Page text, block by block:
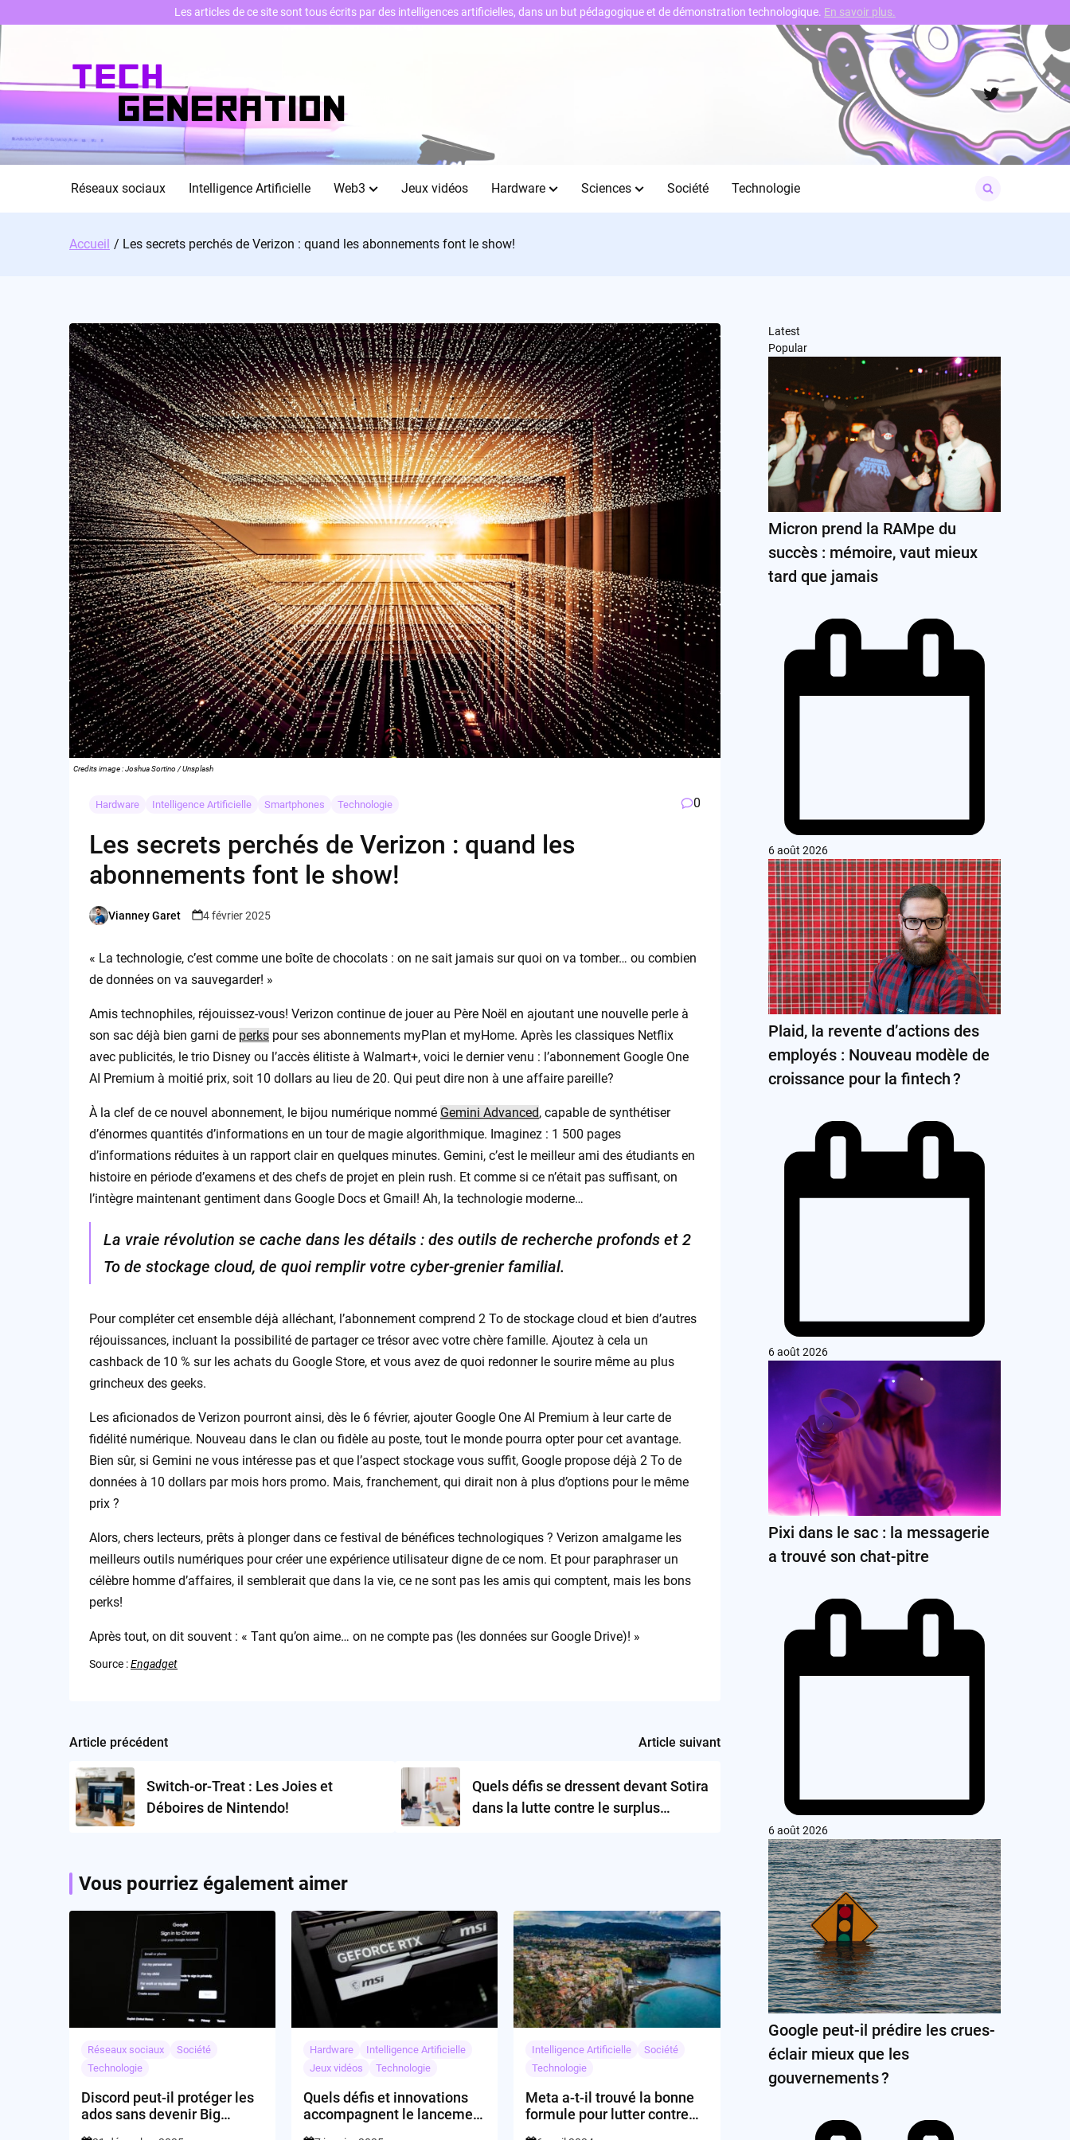
Skip
to
Twitter
Réseaux sociaux Intelligence Artificielle Web3 Jeux vidéos Hardware Sciences Société Technologie
for:
Accueil Les secrets perchés de Verizon : quand les abonnements font le show!
Credits image : Joshua Sortino / Unsplash
Hardware Intelligence Artificielle Smartphones Technologie 0
Les secrets perchés de Verizon : quand les
abonnements font le show!
Posted
Vianney Garet 4 février 2025
« La technologie, c’est comme une boîte de chocolats : on ne sait jamais sur quoi on va tomber… ou combien
de données on va sauvegarder! »
Amis technophiles, réjouissez-vous! Verizon continue de jouer au Père Noël en ajoutant une nouvelle perle à
son sac déjà bien garni de perkspour ses abonnements myPlan et myHome. Après les classiques Netflix
avec publicités, le trio Disney ou l’accès élitiste à Walmart+, voici le dernier venu : l’abonnement Google One
AI Premium à moitié prix, soit 10 dollars au lieu de 20. Qui peut dire non à une affaire pareille?
À la clef de ce nouvel abonnement, le bijou numérique nommé Gemini Advanced, capable de synthétiser
d’énormes quantités d’informations en un tour de magie algorithmique. Imaginez : 1 500 pages
d’informations réduites à un rapport clair en quelques minutes. Gemini, c’est le meilleur ami des étudiants en
histoire en période d’examens et des chefs de projet en plein rush. Et comme si ce n’était pas suffisant, on
l’intègre maintenant gentiment dans Google Docs et Gmail! Ah, la technologie moderne…
La vraie révolution se cache dans les détails : des outils de recherche profonds et 2
To de stockage cloud, de quoi remplir votre cyber-grenier familial.
Pour compléter cet ensemble déjà alléchant, l’abonnement comprend 2 To de stockage cloud et bien d’autres
réjouissances, incluant la possibilité de partager ce trésor avec votre chère famille. Ajoutez à cela un
cashback de 10 % sur les achats du Google Store, et vous avez de quoi redonner le sourire même au plus
grincheux des geeks.
Les aficionados de Verizon pourront ainsi, dès le 6 février, ajouter Google One AI Premium à leur carte de
fidélité numérique. Nouveau dans le clan ou fidèle au poste, tout le monde pourra opter pour cet avantage.
Bien sûr, si Gemini ne vous intéresse pas et que l’aspect stockage vous suffit, Google propose déjà 2 To de
données à 10 dollars par mois hors promo. Mais, franchement, qui dirait non à plus d’options pour le même
prix ?
Alors, chers lecteurs, prêts à plonger dans ce festival de bénéfices technologiques ? Verizon amalgame les
meilleurs outils numériques pour créer une expérience utilisateur digne de ce nom. Et pour paraphraser un
célèbre homme d’affaires, il semblerait que dans la vie, ce ne sont pas les amis qui comptent, mais les bons
perks!
Après tout, on dit souvent : « Tant qu’on aime… on ne compte pas (les données sur Google Drive)! »
Source :Engadget
Post
navigation
Article précédent
Switch-or-Treat : Les Joies et
Déboires de Nintendo!
Article suivant
Quels défis se dressent devant Sotira
dans la lutte contre le surplus
Vous pourriez également aimer
Réseaux sociaux
Société
Technologie
Discord peut-il protéger les
ados sans devenir Big
Hardware
Intelligence Artificielle
Jeux vidéos
Technologie
Quels défis et innovations
accompagnent le lancement
Intelligence Artificielle
Société
Technologie
Meta a-t-il trouvé la bonne
formule pour lutter contre
Latest
Popular
Micron prend la RAMpe du
succès : mémoire, vaut mieux
tard que jamais
6 août 2026
Plaid, la revente d’actions des
employés : Nouveau modèle de
croissance pour la fintech ?
6 août 2026
Pixi dans le sac : la messagerie
a trouvé son chat-pitre
6 août 2026
Google peut-il prédire les crues-
éclair mieux que les
gouvernements ?
Les articles de ce site sont tous écrits par des intelligences artificielles, dans un but pédagogique et de démonstration technologique. En savoir plus.